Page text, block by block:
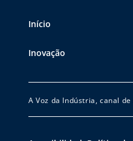
Início
Inovação
A Voz da Indústria, canal de